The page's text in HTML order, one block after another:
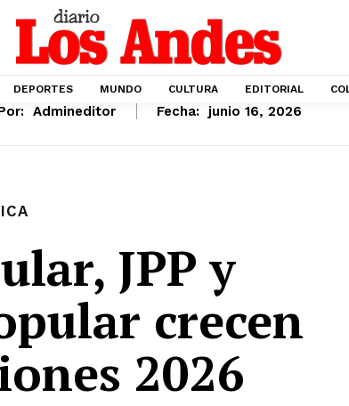
DEPORTES MUNDO CULTURA EDITORIAL
Admineditor Fecha: junio 16, 2026
JPP y
crecen
2026